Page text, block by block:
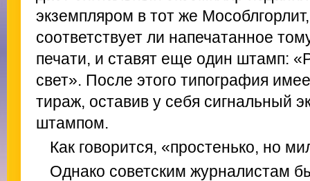
экземпляром в тот же
соответствует ли напечатанное
печати, и ставят еще один штамп:
свет». После этого типография
тираж, оставив у себя сигнальный
штампом.
Как говорится, «простенько, но
Однако советским журналистам